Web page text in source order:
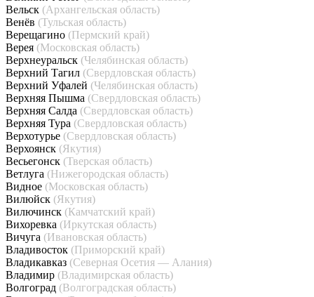
Вельск (Архангельская область)
Венёв (Тульская область)
Верещагино (Пермский край)
Верея (Московская область)
Верхнеуральск (Челябинская область)
Верхний Тагил (Свердловская область)
Верхний Уфалей (Челябинская область)
Верхняя Пышма (Свердловская область)
Верхняя Салда (Свердловская область)
Верхняя Тура (Свердловская область)
Верхотурье (Свердловская область)
Верхоянск (Якутия)
Весьегонск (Тверская область)
Ветлуга (Нижегородская область)
Видное (Московская область)
Вилюйск (Якутия)
Вилючинск (Камчатский край)
Вихоревка (Иркутская область)
Вичуга (Ивановская область)
Владивосток (Приморский край)
Владикавказ (Северная Осетия — Алания)
Владимир (Владимирская область)
Волгоград (Волгоградская область)